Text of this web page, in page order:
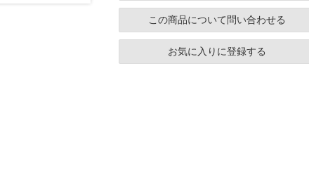
この商品について問い合わせる
お気に入りに登録する